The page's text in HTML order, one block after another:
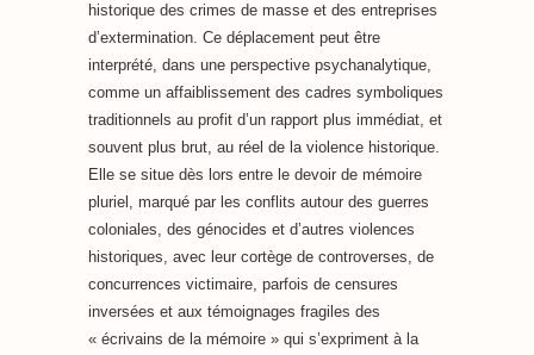
historique des crimes de masse et des entreprises
d’extermination. Ce déplacement peut être
interprété, dans une perspective psychanalytique,
comme un affaiblissement des cadres symboliques
traditionnels au profit d’un rapport plus immédiat, et
souvent plus brut, au réel de la violence historique.
Elle se situe dès lors entre le devoir de mémoire
pluriel, marqué par les conflits autour des guerres
coloniales, des génocides et d’autres violences
historiques, avec leur cortège de controverses, de
concurrences victimaire, parfois de censures
inversées et aux témoignages fragiles des
« écrivains de la mémoire » qui s’expriment à la